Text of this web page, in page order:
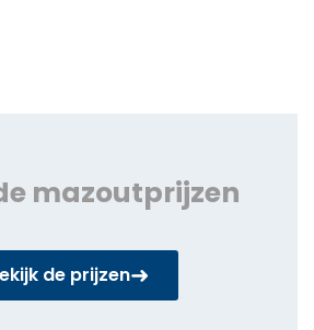
mazoutprijzen
de prijzen➜